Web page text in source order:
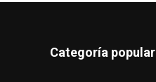
Categoría popular